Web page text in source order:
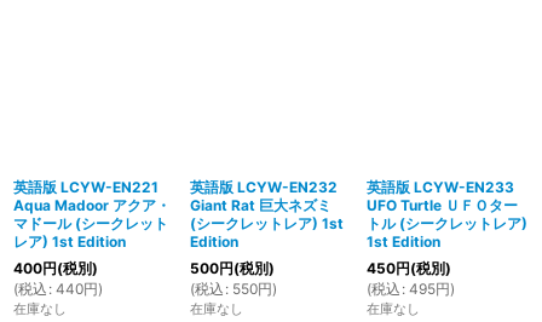
英語版 LCYW-EN221
Aqua Madoor アクア・
マドール (シークレット
レア) 1st Edition
400円(税別)
(税込 : 440円)
在庫なし
英語版 LCYW-EN232
Giant Rat 巨大ネズミ
(シークレットレア) 1st
Edition
500円(税別)
(税込 : 550円)
在庫なし
英語版 LCYW-EN233
UFO Turtle ＵＦＯター
トル (シークレットレア)
1st Edition
450円(税別)
(税込 : 495円)
在庫なし